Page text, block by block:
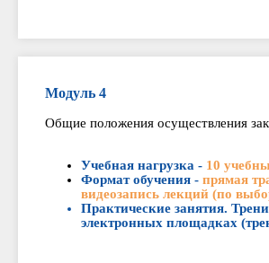
Модуль 4
Общие положения осуществления
Учебная нагрузка - 10
Формат обучения - прямая
видеозапись лекций (по
Практические занятия.
электронных площадках